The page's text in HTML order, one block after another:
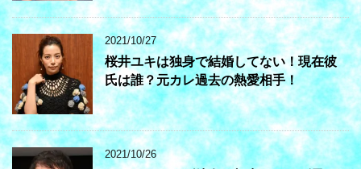
2021/10/27
桜井ユキは独身で結婚してない！現在彼
氏は誰？元カレ過去の熱愛相手！
2021/10/26